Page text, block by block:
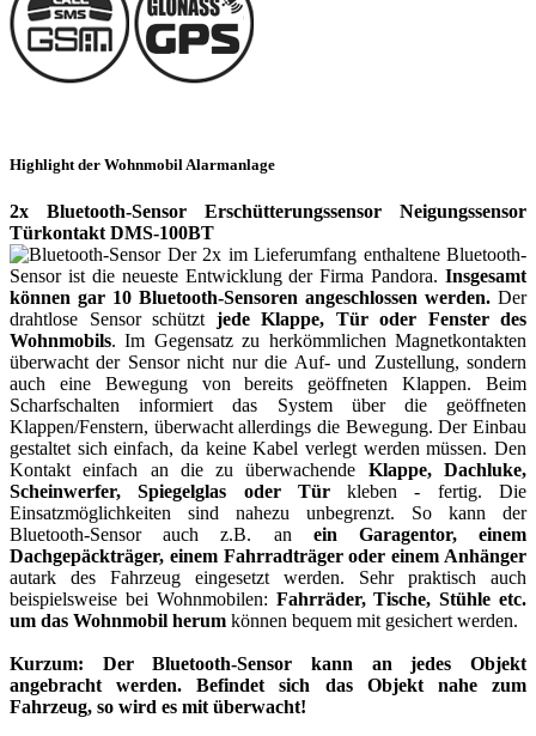
Highlight der Wohnmobil Alarmanlage
2x Bluetooth-Sensor Erschütterungssensor Neigungssensor
Türkontakt DMS-100BT
Der 2x im Lieferumfang enthaltene Bluetooth-
Sensor ist die neueste Entwicklung der Firma Pandora. Insgesamt
können gar 10 Bluetooth-Sensoren angeschlossen werden. Der
drahtlose Sensor schützt jede Klappe, Tür oder Fenster des
Wohnmobils. Im Gegensatz zu herkömmlichen Magnetkontakten
überwacht der Sensor nicht nur die Auf- und Zustellung, sondern
auch eine Bewegung von bereits geöffneten Klappen. Beim
Scharfschalten informiert das System über die geöffneten
Klappen/Fenstern, überwacht allerdings die Bewegung. Der Einbau
gestaltet sich einfach, da keine Kabel verlegt werden müssen. Den
Kontakt einfach an die zu überwachende Klappe, Dachluke,
Scheinwerfer, Spiegelglas oder Türkleben - fertig.Die
Einsatzmöglichkeiten sind nahezu unbegrenzt. So kann der
Bluetooth-Sensor auch z.B. an ein Garagentor, einem
Dachgepäckträger, einem Fahrradträger oder einem Anhänger
autark des Fahrzeug eingesetzt werden. Sehr praktisch auch
beispielsweise bei Wohnmobilen: Fahrräder, Tische, Stühle etc.
um das Wohnmobil herum können bequem mit gesichert werden.
Kurzum: Der Bluetooth-Sensor kann an jedes Objekt
angebracht werden. Befindet sich das Objekt nahe zum
Fahrzeug, so wird es mit überwacht!